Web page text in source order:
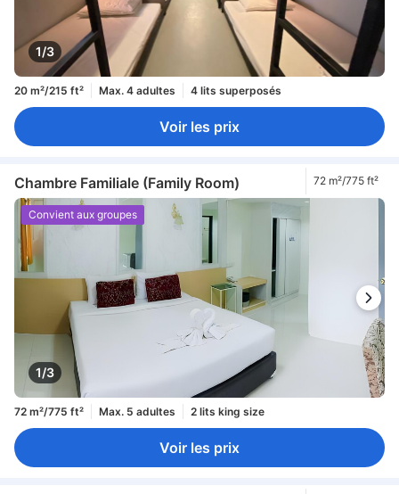
1/3
20 m²/215 ft² Max. 4 adultes 4 lits superposés
Voir les prix
Chambre Familiale (Family Room) 72 m²/775 ft²
1/3
Convient aux groupes
72 m²/775 ft² Max. 5 adultes 2 lits king size
Voir les prix